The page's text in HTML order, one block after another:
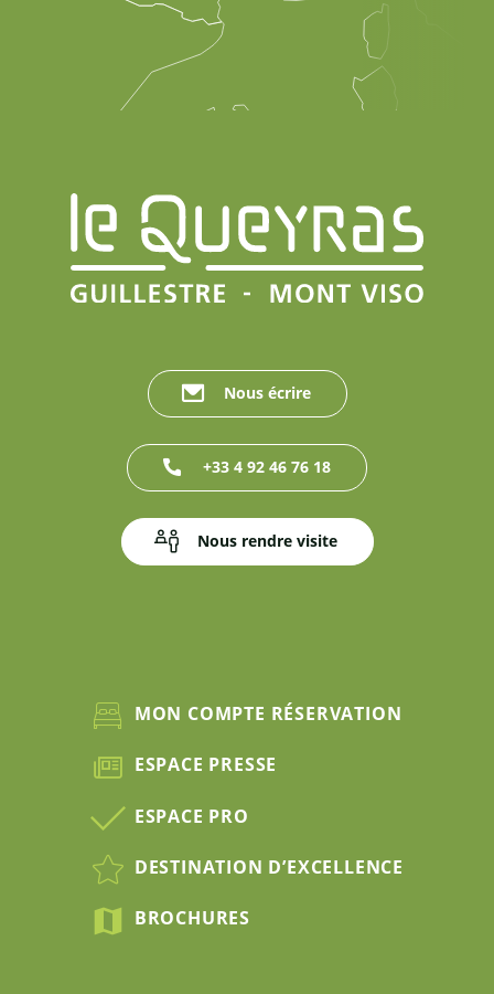
Nous écrire
+33 4 92 46 76 18
Nous rendre visite
MON COMPTE RÉSERVATION
ESPACE PRESSE
ESPACE PRO
DESTINATION D’EXCELLENCE
BROCHURES